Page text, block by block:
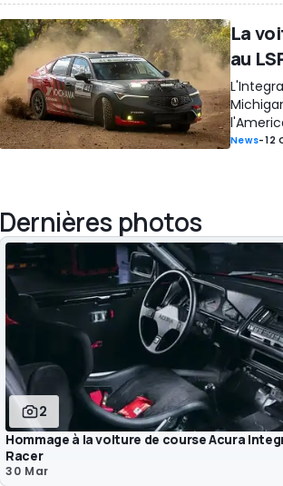
La
au
News-12
Dernières photos
2
Hommage à la voiture de course Acura
Racer
30 Mar